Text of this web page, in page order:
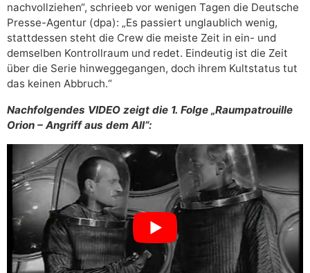
nachvollziehen“, schrieeb vor wenigen Tagen die Deutsche
Presse-Agentur (dpa): „Es passiert unglaublich wenig,
stattdessen steht die Crew die meiste Zeit in ein- und
demselben Kontrollraum und redet. Eindeutig ist die Zeit
über die Serie hinweggegangen, doch ihrem Kultstatus tut
das keinen Abbruch.“
Nachfolgendes VIDEO zeigt die 1. Folge „Raumpatrouille
Orion – Angriff aus dem All“: